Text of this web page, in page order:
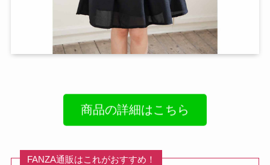
商品の詳細はこちら
FANZA通販はこれがおすすめ！